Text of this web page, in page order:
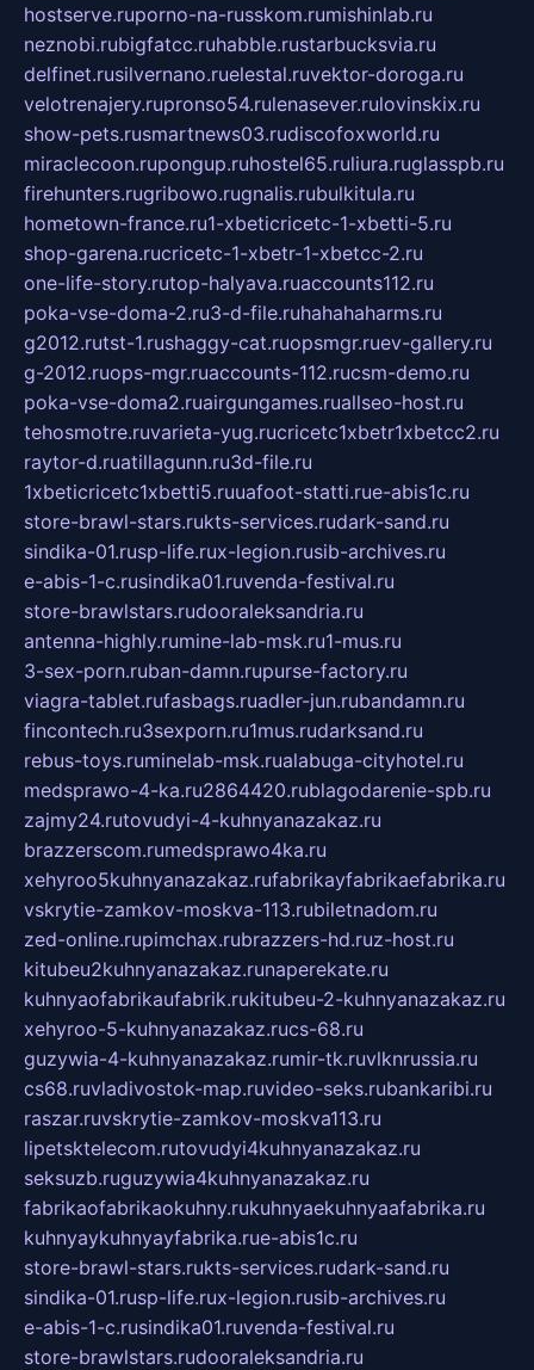
hostserve.ruporno-na-russkom.rumishinlab.ru
neznobi.rubigfatcc.ruhabble.rustarbucksvia.ru
delfinet.rusilvernano.ruelestal.ruvektor-doroga.ru
velotrenajery.rupronso54.rulenasever.rulovinskix.ru
show-pets.rusmartnews03.rudiscofoxworld.ru
miraclecoon.rupongup.ruhostel65.ruliura.ruglasspb.ru
firehunters.rugribowo.rugnalis.rubulkitula.ru
hometown-france.ru1-xbeticricetc-1-xbetti-5.ru
shop-garena.rucricetc-1-xbetr-1-xbetcc-2.ru
one-life-story.rutop-halyava.ruaccounts112.ru
poka-vse-doma-2.ru3-d-file.ruhahahaharms.ru
g2012.rutst-1.rushaggy-cat.ruopsmgr.ruev-gallery.ru
g-2012.ruops-mgr.ruaccounts-112.rucsm-demo.ru
poka-vse-doma2.ruairgungames.ruallseo-host.ru
tehosmotre.ruvarieta-yug.rucricetc1xbetr1xbetcc2.ru
raytor-d.ruatillagunn.ru3d-file.ru
1xbeticricetc1xbetti5.ruuafoot-statti.rue-abis1c.ru
store-brawl-stars.rukts-services.rudark-sand.ru
sindika-01.rusp-life.rux-legion.rusib-archives.ru
e-abis-1-c.rusindika01.ruvenda-festival.ru
store-brawlstars.rudooraleksandria.ru
antenna-highly.rumine-lab-msk.ru1-mus.ru
3-sex-porn.ruban-damn.rupurse-factory.ru
viagra-tablet.rufasbags.ruadler-jun.rubandamn.ru
fincontech.ru3sexporn.ru1mus.rudarksand.ru
rebus-toys.ruminelab-msk.rualabuga-cityhotel.ru
medsprawo-4-ka.ru2864420.rublagodarenie-spb.ru
zajmy24.rutovudyi-4-kuhnyanazakaz.ru
brazzerscom.rumedsprawo4ka.ru
xehyroo5kuhnyanazakaz.rufabrikayfabrikaefabrika.ru
vskrytie-zamkov-moskva-113.rubiletnadom.ru
zed-online.rupimchax.rubrazzers-hd.ruz-host.ru
kitubeu2kuhnyanazakaz.runaperekate.ru
kuhnyaofabrikaufabrik.rukitubeu-2-kuhnyanazakaz.ru
xehyroo-5-kuhnyanazakaz.rucs-68.ru
guzywia-4-kuhnyanazakaz.rumir-tk.ruvlknrussia.ru
cs68.ruvladivostok-map.ruvideo-seks.rubankaribi.ru
raszar.ruvskrytie-zamkov-moskva113.ru
lipetsktelecom.rutovudyi4kuhnyanazakaz.ru
seksuzb.ruguzywia4kuhnyanazakaz.ru
fabrikaofabrikaokuhny.rukuhnyaekuhnyaafabrika.ru
kuhnyaykuhnyayfabrika.rue-abis1c.ru
store-brawl-stars.rukts-services.rudark-sand.ru
sindika-01.rusp-life.rux-legion.rusib-archives.ru
e-abis-1-c.rusindika01.ruvenda-festival.ru
store-brawlstars.rudooraleksandria.ru